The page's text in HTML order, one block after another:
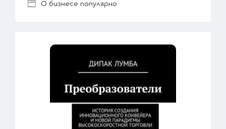
О бизнесе популярно